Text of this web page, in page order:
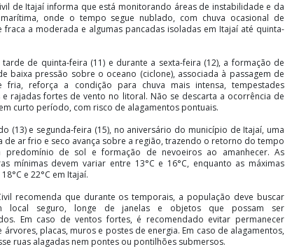
de Itajaí informa que está monitorando áreas de instabilidade e da
onde o tempo segue nublado, com chuva ocasional de
fraca a moderada e algumas pancadas isoladas em Itajaí até quinta-
de quinta-feira (11) e durante a sexta-feira (12), a formação de
baixa pressão sobre o oceano (ciclone), associada à passagem de
fria, reforça a condição para chuva mais intensa, tempestades
e rajadas fortes de vento no litoral. Não se descarta a ocorrência de
curto período, com risco de alagamentos pontuais.
(13) e segunda-feira (15), no aniversário do município de Itajaí, uma
de ar frio e seco avança sobre a região, trazendo o retorno do tempo
predomínio de sol e formação de nevoeiros ao amanhecer. As
mínimas devem variar entre 13°C e 16°C, enquanto as máximas
e 22°C em Itajaí.
recomenda que durante os temporais, a população deve buscar
local seguro, longe de janelas e objetos que possam ser
Em caso de ventos fortes, é recomendado evitar permanecer
placas, muros e postes de energia. Em caso de alagamentos,
ruas alagadas nem pontes ou pontilhões submersos.